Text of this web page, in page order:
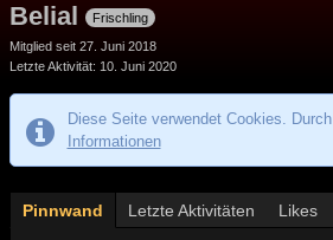
Belial
Frischling
Mitglied seit 27. Juni 2018
Letzte Aktivität
10. Juni 2020
Diese Seite verwendet Cookies.
Informationen
Pinnwand Letzte Aktivitäten Likes